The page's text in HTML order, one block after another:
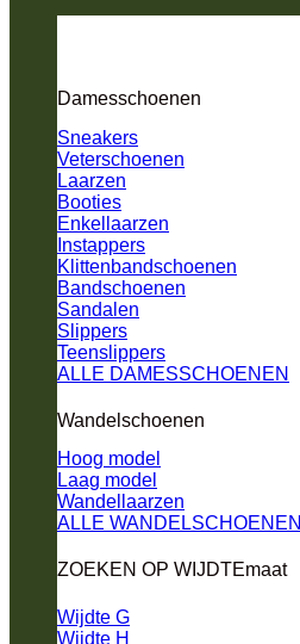
Damesschoenen
Sneakers
Veterschoenen
Laarzen
Booties
Enkellaarzen
Instappers
Klittenbandschoenen
Bandschoenen
Sandalen
Slippers
Teenslippers
ALLE DAMESSCHOENEN
Wandelschoenen
Hoog model
Laag model
Wandellaarzen
ALLE WANDELSCHOENEN
ZOEKEN OP WIJDTEmaat
Wijdte G
Wijdte H